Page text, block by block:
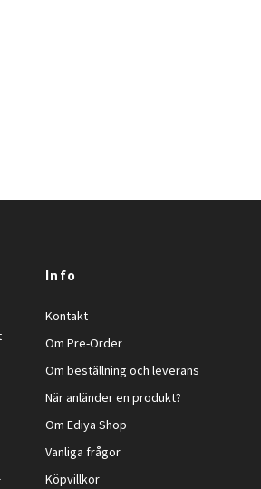
Info
Kontakt
Om Pre-Order
Om beställning och leverans
När anländer en produkt?
Om Ediya Shop
Vanliga frågor
Köpvillkor